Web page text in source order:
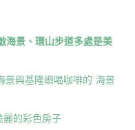
海景、環山步道多處是美
景與基隆嶼喝咖啡的˙海景
麗的彩色房子